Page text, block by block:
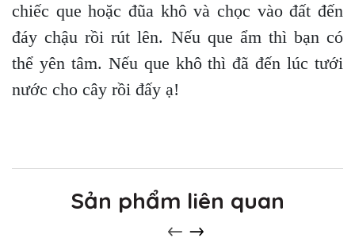
chiếc que hoặc đũa khô và chọc vào đất đến
đáy chậu rồi rút lên. Nếu que ẩm thì bạn có
thể yên tâm. Nếu que khô thì đã đến lúc tưới
nước cho cây rồi đấy ạ!
Sản phẩm liên quan